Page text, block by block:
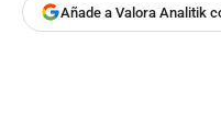
Añade a Valora Analitik